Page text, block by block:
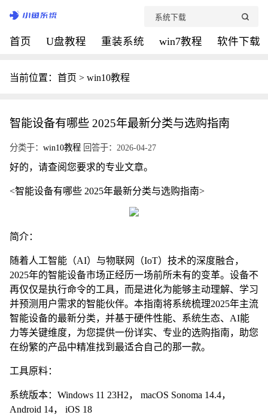
首页 U盘教程 重装系统 win7教程 软件下载
当前位置： 首页 > win10教程
智能设备有哪些 2025年最新分类与选购指南
分类于： win10教程 回答于：2026-04-27
好的，请查阅您要求的专业文章。
<智能设备有哪些 2025年最新分类与选购指南>
简介：
随着人工智能（AI）与物联网（IoT）技术的深度融合，
2025年的智能设备市场正经历一场前所未有的变革。设备不
再仅仅是执行命令的工具，而是进化为能够主动理解、学习
并预测用户需求的智能伙伴。本指南将系统梳理2025年主流
智能设备的最新分类，并基于硬件性能、系统生态、AI能
力等关键维度，为您提供一份详实、专业的选购指南，助您
在纷繁的产品中精准找到最适合自己的那一款。
工具原料：
系统版本：Windows 11 23H2， macOS Sonoma 14.4，
Android 14， iOS 18